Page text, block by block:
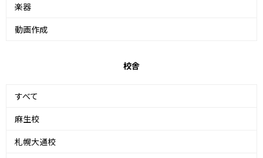
楽器
動画作成
校舎
すべて
麻生校
札幌大通校